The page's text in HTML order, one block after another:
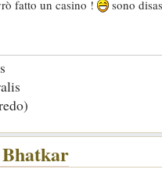
fatto un casino !
sono